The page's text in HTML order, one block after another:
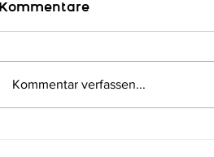
Kommentare
Kommentar verfassen...